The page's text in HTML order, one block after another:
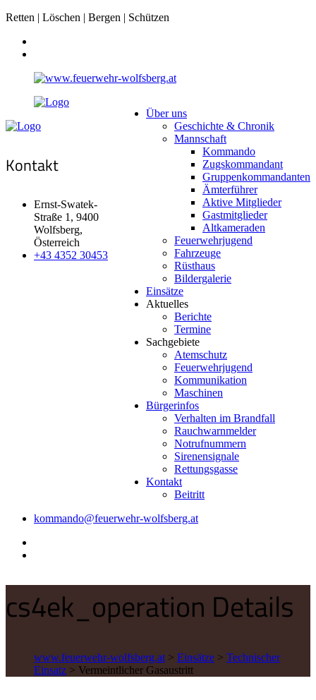
Retten | Löschen | Bergen | Schützen
Über uns
Geschichte & Chronik
Mannschaft
Kommando
Zugskommandant
Gruppenkommandanten
Ämterführer
Aktive Mitglieder
Gastmitglieder
Altkameraden
Feuerwehrjugend
Fahrzeuge
Rüsthaus
Bildergalerie
Einsätze
Aktuelles
Berichte
Termine
Sachgebiete
Atemschutz
Feuerwehrjugend
Kommunikation
Maschinen
Bürgerinfos
Verhalten im Brandfall
Rauchwarnmelder
Notrufnummern
Sirenensignale
Rettungsgasse
Kontakt
Beitritt
Kontakt
Ernst-Swatek-
Straße 1, 9400
Wolfsberg,
Österreich
+43 4352 30453
kommando@feuerwehr-wolfsberg.at
cs4ek_operation Details
www.feuerwehr-wolfsberg.at > Einsätze > Technischer
Einsatz > Vermeintlicher Gasaustritt